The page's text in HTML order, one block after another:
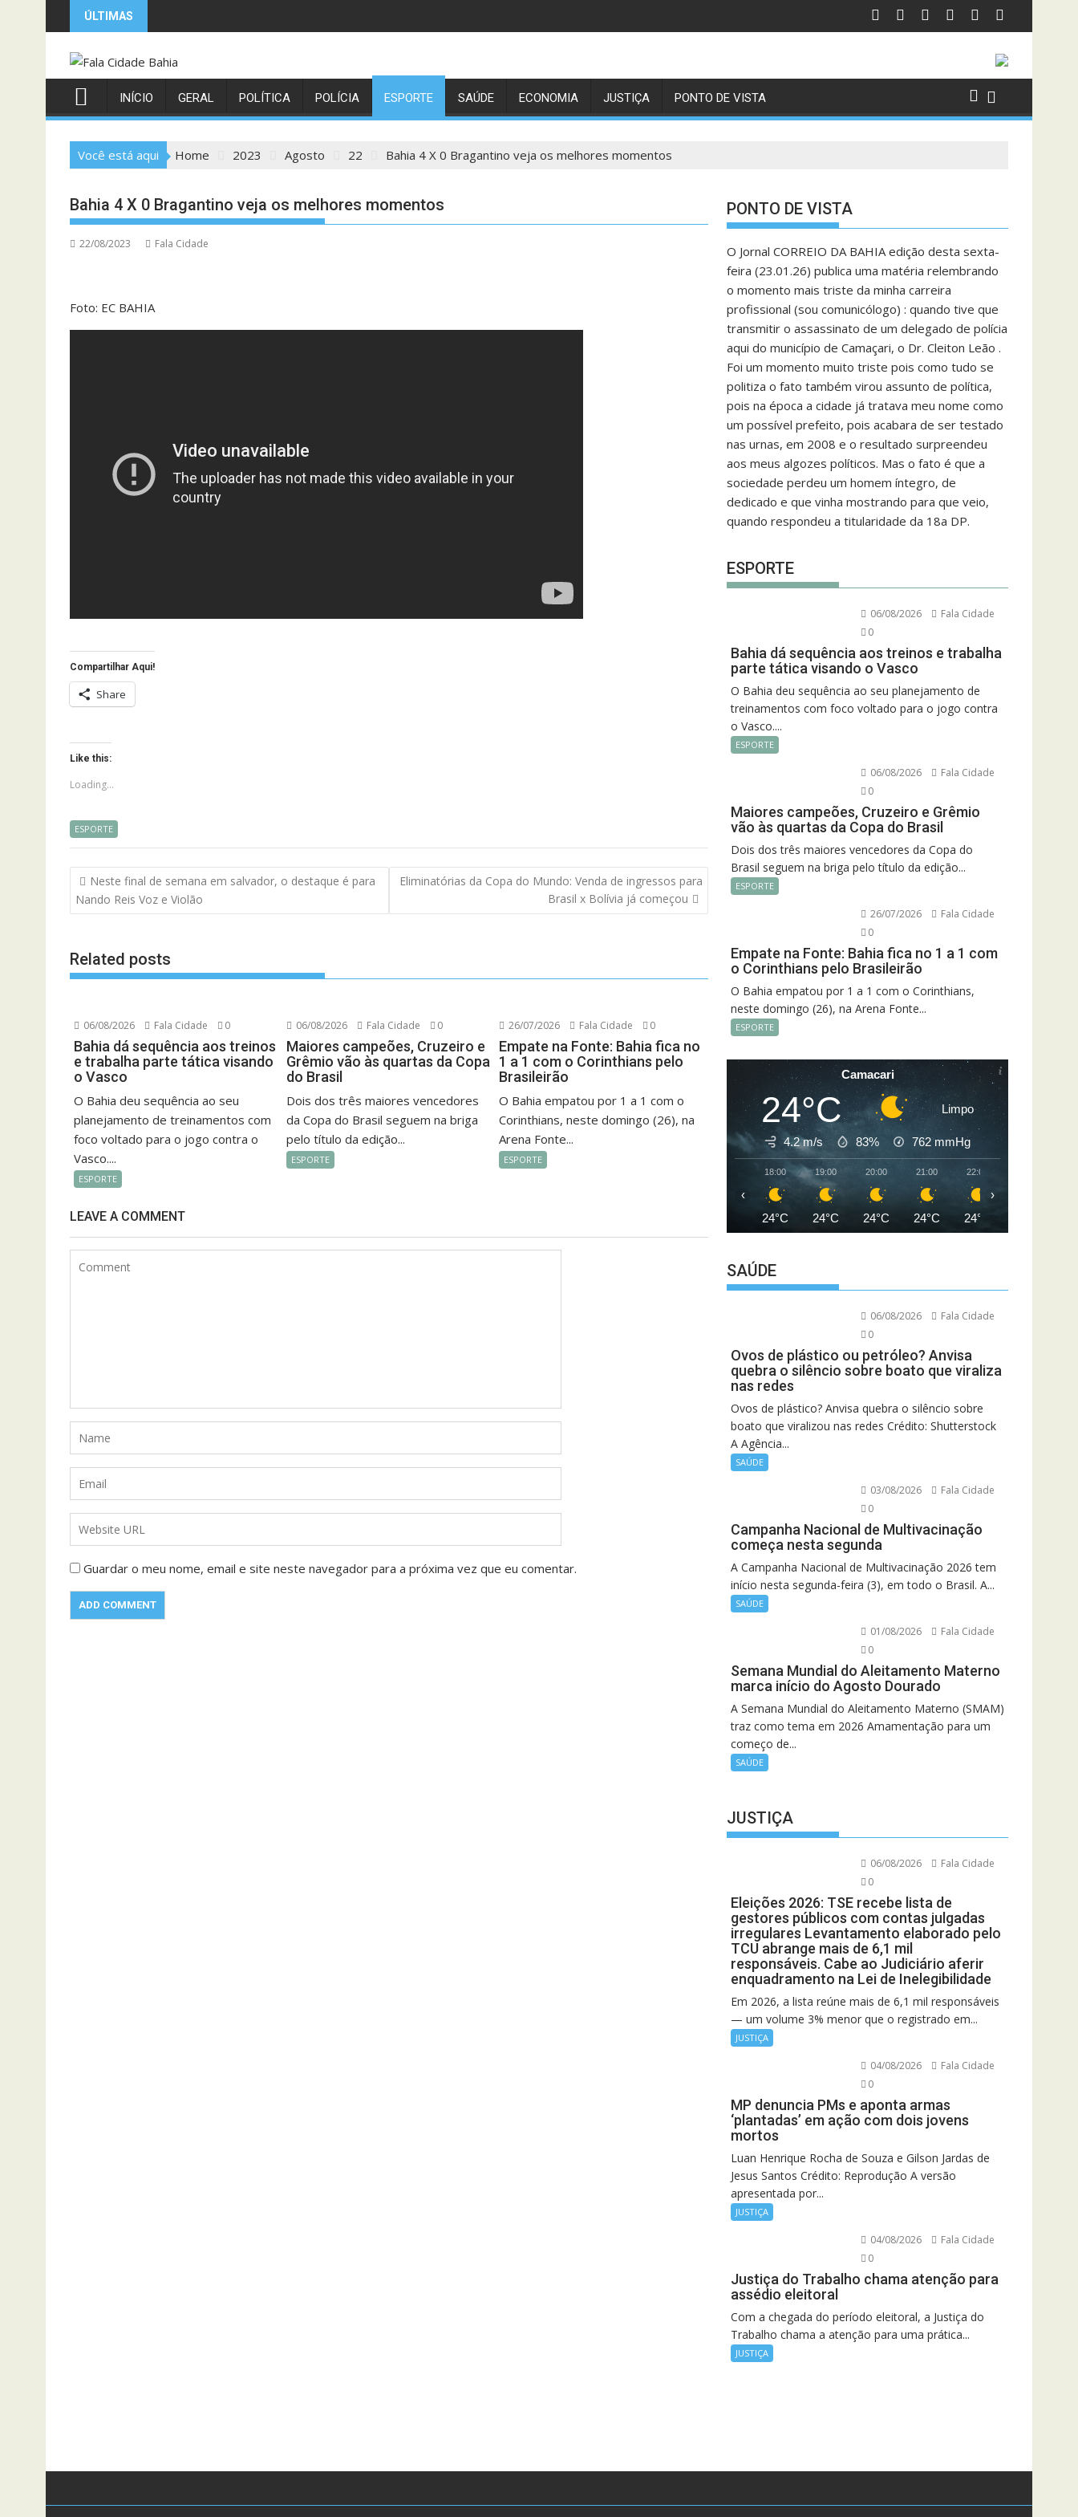
to
ÚLTIMAS
INÍCIO GERAL POLÍTICA POLÍCIA ESPORTE SAÚDE ECONOMIA JUSTIÇA PONTO DE VISTA
Você está aqui Home 2023 Agosto 22 Bahia 4 X 0 Bragantino veja os melhores momentos
Bahia 4 X 0 Bragantino veja os melhores momentos
22/08/2023 Fala Cidade
Foto: EC BAHIA
Compartilhar Aqui!
Share
Like this:
Loading...
ESPORTE
Navegação
de
artigos
Neste final de semana em salvador, o destaque é para
Nando Reis Voz e Violão
Eliminatórias da Copa do Mundo: Venda de ingressos para
Brasil x Bolívia já começou
Related posts
06/08/2026 Fala Cidade 0
Bahia dá sequência aos treinos
e trabalha parte tática visando
o Vasco
O Bahia deu sequência ao seu
planejamento de treinamentos com
foco voltado para o jogo contra o
Vasco....
ESPORTE
06/08/2026 Fala Cidade 0
Maiores campeões, Cruzeiro e
Grêmio vão às quartas da Copa
do Brasil
Dois dos três maiores vencedores
da Copa do Brasil seguem na briga
pelo título da edição...
ESPORTE
26/07/2026 Fala Cidade 0
Empate na Fonte: Bahia fica no
1 a 1 com o Corinthians pelo
Brasileirão
O Bahia empatou por 1 a 1 com o
Corinthians, neste domingo (26), na
Arena Fonte...
ESPORTE
LEAVE A COMMENT
Guardar o meu nome, email e site neste navegador para a próxima vez que eu comentar.
PONTO DE VISTA
O Jornal CORREIO DA BAHIA edição desta sexta-
feira (23.01.26) publica uma matéria relembrando
o momento mais triste da minha carreira
profissional (sou comunicólogo) : quando tive que
transmitir o assassinato de um delegado de polícia
aqui do município de Camaçari, o Dr. Cleiton Leão .
Foi um momento muito triste pois como tudo se
politiza o fato também virou assunto de política,
pois na época a cidade já tratava meu nome como
um possível prefeito, pois acabara de ser testado
nas urnas, em 2008 e o resultado surpreendeu
aos meus algozes políticos. Mas o fato é que a
sociedade perdeu um homem íntegro, de
dedicado e que vinha mostrando para que veio,
quando respondeu a titularidade da 18a DP.
ESPORTE
06/08/2026
Fala Cidade
0
Bahia dá sequência aos treinos e trabalha
parte tática visando o Vasco
O Bahia deu sequência ao seu planejamento de
treinamentos com foco voltado para o jogo contra
o Vasco....
ESPORTE
06/08/2026
Fala Cidade
0
Maiores campeões, Cruzeiro e Grêmio
vão às quartas da Copa do Brasil
Dois dos três maiores vencedores da Copa do
Brasil seguem na briga pelo título da edição...
ESPORTE
26/07/2026
Fala Cidade
0
Empate na Fonte: Bahia fica no 1 a 1 com
o Corinthians pelo Brasileirão
O Bahia empatou por 1 a 1 com o Corinthians,
neste domingo (26), na Arena Fonte...
ESPORTE
Camacari
24°C Limpo
4.2 m/s 83% 762mmHg
18:00
24°C
19:00
24°C
20:00
24°C
21:00
24°C
22:00
24°C
‹ ›
SAÚDE
06/08/2026
Fala Cidade
0
Ovos de plástico ou petróleo? Anvisa
quebra o silêncio sobre boato que viraliza
nas redes
Ovos de plástico? Anvisa quebra o silêncio sobre
boato que viralizou nas redes Crédito: Shutterstock
A Agência...
SAÚDE
03/08/2026
Fala Cidade
0
Campanha Nacional de Multivacinação
começa nesta segunda
A Campanha Nacional de Multivacinação 2026 tem
início nesta segunda-feira (3), em todo o Brasil. A...
SAÚDE
01/08/2026
Fala Cidade
0
Semana Mundial do Aleitamento Materno
marca início do Agosto Dourado
A Semana Mundial do Aleitamento Materno (SMAM)
traz como tema em 2026 Amamentação para um
começo de...
SAÚDE
JUSTIÇA
06/08/2026
Fala Cidade
0
Eleições 2026: TSE recebe lista de
gestores públicos com contas julgadas
irregulares Levantamento elaborado pelo
TCU abrange mais de 6,1 mil
responsáveis. Cabe ao Judiciário aferir
enquadramento na Lei de Inelegibilidade
Em 2026, a lista reúne mais de 6,1 mil responsáveis
— um volume 3% menor que o registrado em...
JUSTIÇA
04/08/2026
Fala Cidade
0
MP denuncia PMs e aponta armas
‘plantadas’ em ação com dois jovens
mortos
Luan Henrique Rocha de Souza e Gilson Jardas de
Jesus Santos Crédito: Reprodução A versão
apresentada por...
JUSTIÇA
04/08/2026
Fala Cidade
0
Justiça do Trabalho chama atenção para
assédio eleitoral
Com a chegada do período eleitoral, a Justiça do
Trabalho chama a atenção para uma prática...
JUSTIÇA